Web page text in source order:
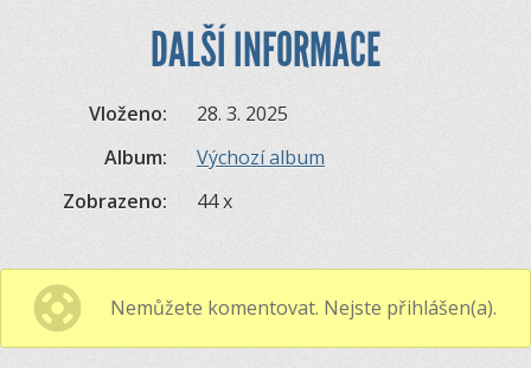
DALŠÍ INFORMACE
Vloženo:
28. 3. 2025
Album:
Výchozí album
Zobrazeno:
44 x
Nemůžete komentovat. Nejste přihlášen(a).